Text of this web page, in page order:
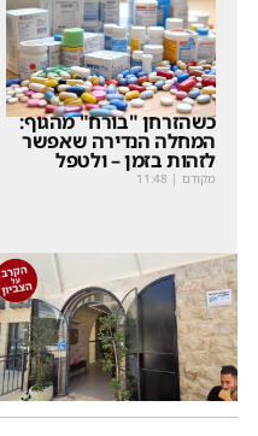
כשהזרחן "בורח" מהגוף:
המחלה הנדירה שאפשר
לזהות בזמן – ולטפל
מקודם |
11:48